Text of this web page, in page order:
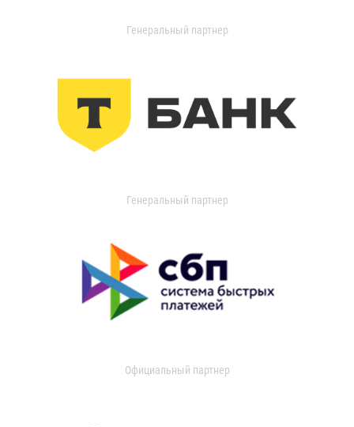
Генеральный партнер
Генеральный партнер
Официальный партнер